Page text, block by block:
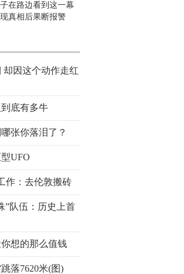
在路边看到这一幕
真相后果断报警
却因这个动作走红
底有多牛
张你落泪了？
UFO
作：去伦敦搬砖
”队伍：历史上首
想的那么值钱
落7620米(图)